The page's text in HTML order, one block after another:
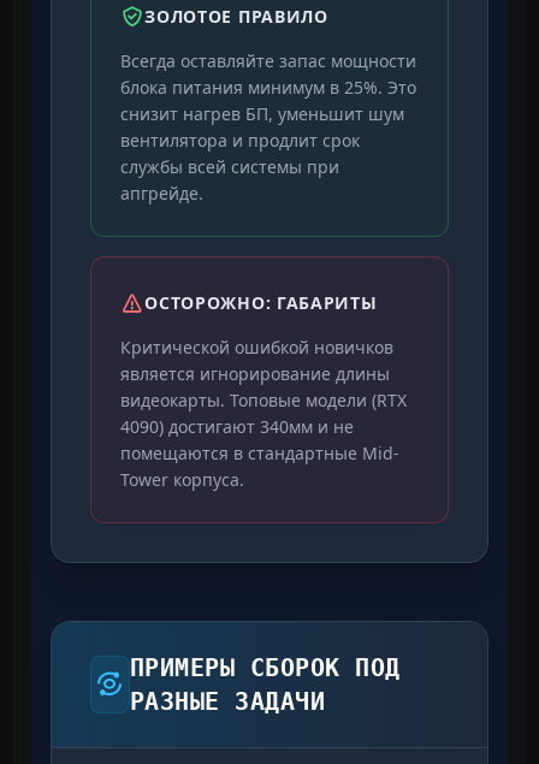
ЗОЛОТОЕ ПРАВИЛО
Всегда оставляйте запас мощности
блока питания минимум в 25%. Это
снизит нагрев БП, уменьшит шум
вентилятора и продлит срок
службы всей системы при
апгрейде.
ОСТОРОЖНО: ГАБАРИТЫ
Критической ошибкой новичков
является игнорирование длины
видеокарты. Топовые модели (RTX
4090) достигают 340мм и не
помещаются в стандартные Mid-
Tower корпуса.
ПРИМЕРЫ СБОРОК ПОД
РАЗНЫЕ ЗАДАЧИ